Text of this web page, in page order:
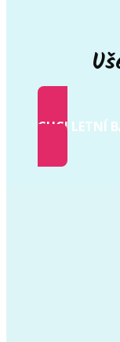
CHCI LETNÍ